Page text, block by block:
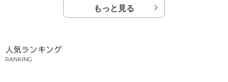
もっと見る
人気ランキング
RANKING